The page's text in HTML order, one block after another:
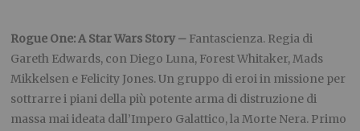
Rogue One: A Star Wars Story – Fantascienza. Regia di
Gareth Edwards, con Diego Luna, Forest Whitaker, Mads
Mikkelsen e Felicity Jones. Un gruppo di eroi in missione per
sottrarre i piani della più potente arma di distruzione di
massa mai ideata dall’Impero Galattico, la Morte Nera. Primo